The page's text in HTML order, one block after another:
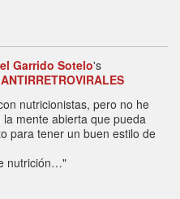
Garrido Sotelo's
nutricionistas, pero no he
mente abierta que pueda
para tener un buen estilo de
nutrición…"